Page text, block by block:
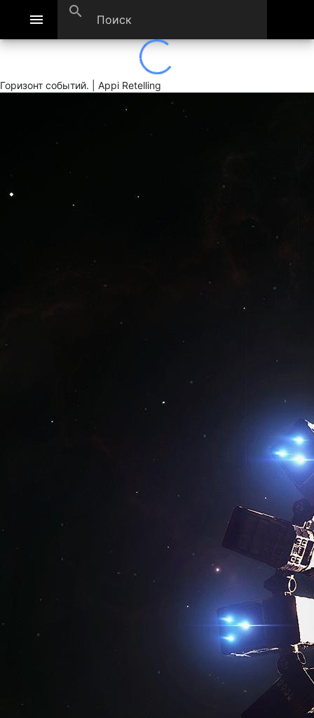
menu search
Горизонт событий. | Appi Retelling